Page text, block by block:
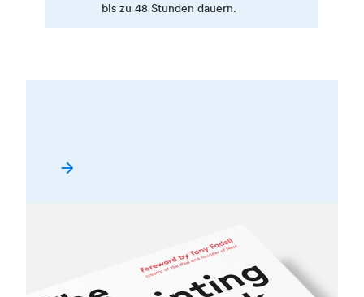
bis zu 48 Stunden dauern.